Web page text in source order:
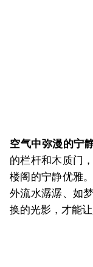
空气中弥漫的宁
的栏杆和木质门
楼阁的宁静优雅
外流水潺潺、如
换的光影，才能